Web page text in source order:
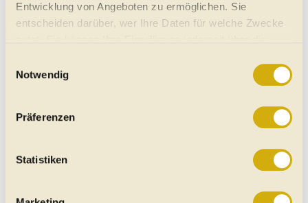
Entwicklung von Angeboten zu ermöglichen. Sie
entscheiden darüber, wer Ihre Daten für welche Zwecke
Trigger Symbol ändern oder widerrufen
Informationen über Ihre geografische Lage erfassen,
Ihr Gerät durch aktives Scannen nach bestimmten
Erfahren Sie mehr darüber, wie Ihre persönlichen Daten
Notwendig
Präferenzen
Statistiken